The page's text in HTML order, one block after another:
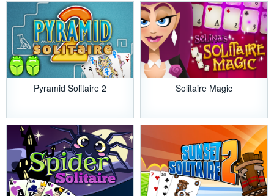
Pyramid Solitaire 2 Solitaire Magic